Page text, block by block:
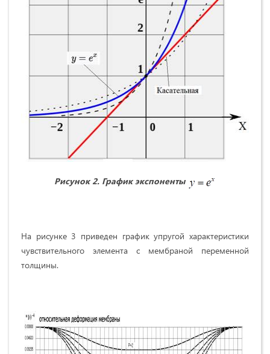
Рисунок 2. График экспоненты
На рисунке 3 приведен график упругой характеристики
чувствительного элемента с мембраной переменной
толщины.